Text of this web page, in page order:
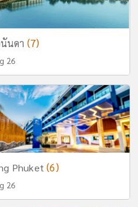
นันดา (7)
26
Phuket(6)
26